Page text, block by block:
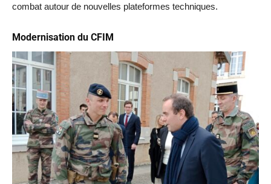
combat autour de nouvelles plateformes techniques.
Modernisation du CFIM